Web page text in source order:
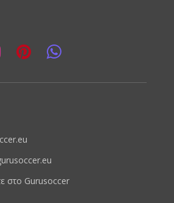
στο Gurusoccer